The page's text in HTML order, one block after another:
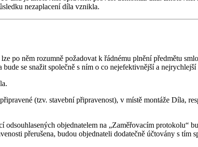
nezaplacení díla vznikla.
po něm rozumně požadovat k řádnému plnění předmětu
se snažit společně s ním o co nejefektivnější a
(tzv. stavební připravenost), v místě montáže Díla,
objednatelem na „Zaměřovacím protokolu“
přerušena, budou objednateli dodatečně účtovány s tím